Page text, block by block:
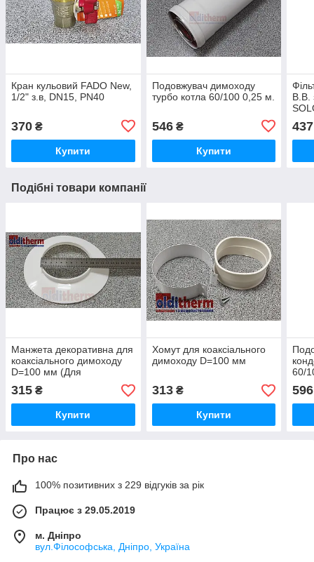
Кран кульовий FADO New,
1/2" з.в, DN15, PN40
370 ₴
Купити
Подовжувач димоходу
турбо котла 60/100 0,25 м.
546₴
Купити
В.В.
437
Подібні товари компанії
Манжета декоративна для
коаксіального димоходу
D=100 мм (Для
встановлення всередині
приміщення)
315 ₴
Купити
Хомут для коаксіального
димоходу D=100 мм
313₴
Купити
60/
596
Про нас
100% позитивних з 229 відгуків за рік
Працює з 29.05.2019
м. Дніпро
вул.Філософська, Дніпро, Україна